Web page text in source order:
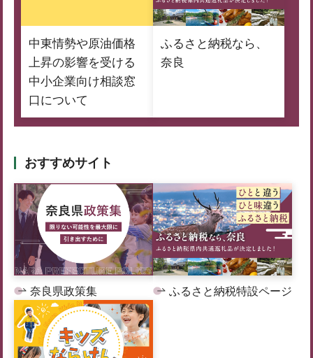
中東情勢や原油価格
上昇の影響を受ける
中小企業向け相談窓
口について
ふるさと納税なら、
奈良
おすすめサイト
奈良県政策集 ふるさと納税特設ページ